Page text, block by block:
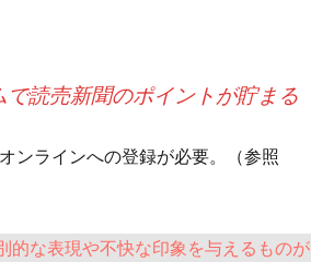
読売新聞のポイントが貯まる
ンラインへの登録が必要。（参照
的な表現や不快な印象を与えるものが